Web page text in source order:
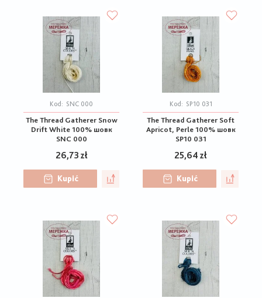
Kod: SNC 000
The Thread Gatherer Snow
Drift White 100% шовк
SNC 000
26,73 zł
Kupić
Kod: SP10 031
The Thread Gatherer Soft
Apricot, Perle 100% шовк
SP10 031
25,64 zł
Kupić